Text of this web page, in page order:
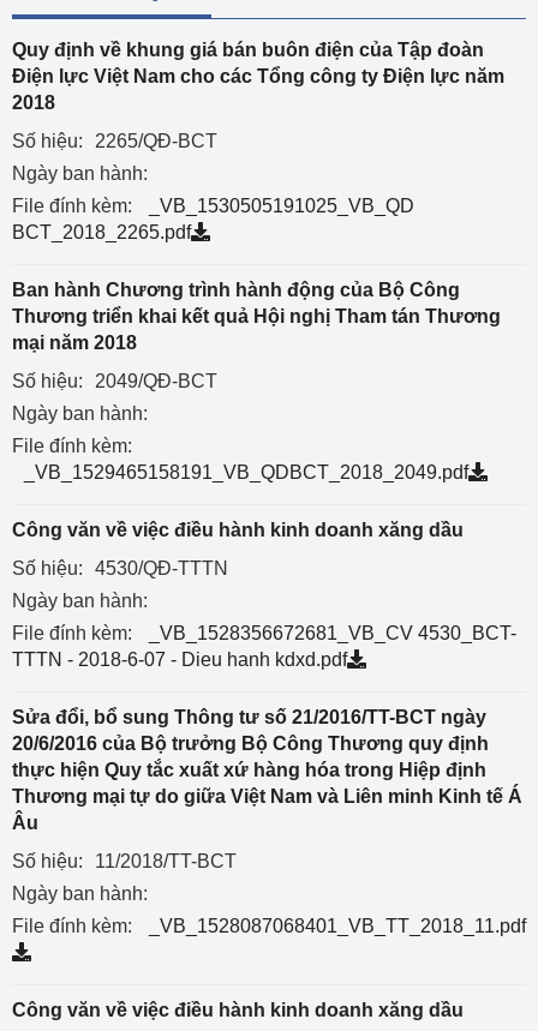
Quy định về khung giá bán buôn điện của Tập đoàn
Điện lực Việt Nam cho các Tổng công ty Điện lực năm
2018
Số hiệu:
2265/QĐ-BCT
Ngày ban hành:
File đính kèm:
_VB_1530505191025_VB_QD
BCT_2018_2265.pdf
Ban hành Chương trình hành động của Bộ Công
Thương triển khai kết quả Hội nghị Tham tán Thương
mại năm 2018
Số hiệu:
2049/QĐ-BCT
Ngày ban hành:
File đính kèm:
_VB_1529465158191_VB_QDBCT_2018_2049.pdf
Công văn về việc điều hành kinh doanh xăng dầu
Số hiệu:
4530/QĐ-TTTN
Ngày ban hành:
File đính kèm:
_VB_1528356672681_VB_CV 4530_BCT-
TTTN - 2018-6-07 - Dieu hanh kdxd.pdf
Sửa đổi, bổ sung Thông tư số 21/2016/TT-BCT ngày
20/6/2016 của Bộ trưởng Bộ Công Thương quy định
thực hiện Quy tắc xuất xứ hàng hóa trong Hiệp định
Thương mại tự do giữa Việt Nam và Liên minh Kinh tế Á
Âu
Số hiệu:
11/2018/TT-BCT
Ngày ban hành:
File đính kèm:
_VB_1528087068401_VB_TT_2018_11.pdf
Công văn về việc điều hành kinh doanh xăng dầu